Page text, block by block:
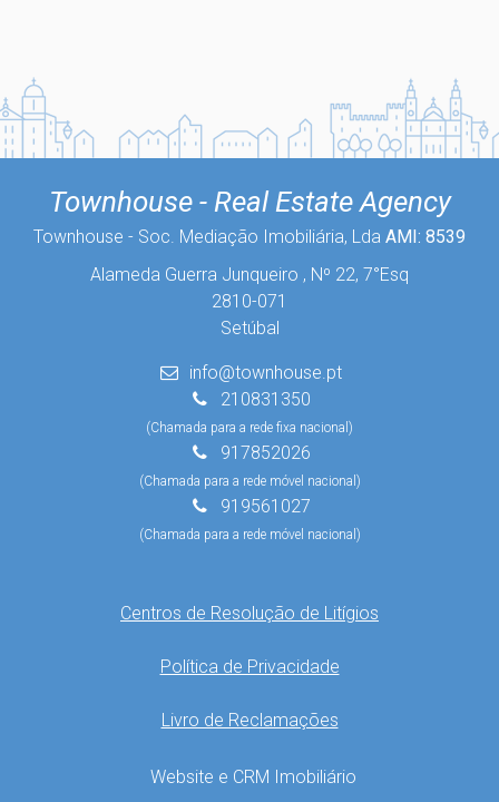
Townhouse - Real Estate Agency
Townhouse - Soc. Mediação Imobiliária, Lda AMI: 8539
Alameda Guerra Junqueiro , Nº 22, 7°Esq
2810-071
Setúbal
info@townhouse.pt
210831350
(Chamada para a rede fixa nacional)
917852026
(Chamada para a rede móvel nacional)
919561027
(Chamada para a rede móvel nacional)
Centros de Resolução de Litígios
Política de Privacidade
Livro de Reclamações
Website e CRM Imobiliário